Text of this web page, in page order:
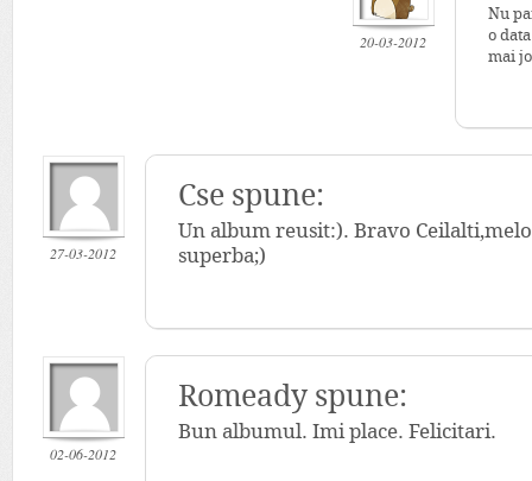
20-03-2012
Nu
o
mai
27-03-2012
Cse spune:
Un album reusit:). Bravo
superba;)
02-06-2012
Romeady spune:
Bun albumul. Imi place. Felicitari.